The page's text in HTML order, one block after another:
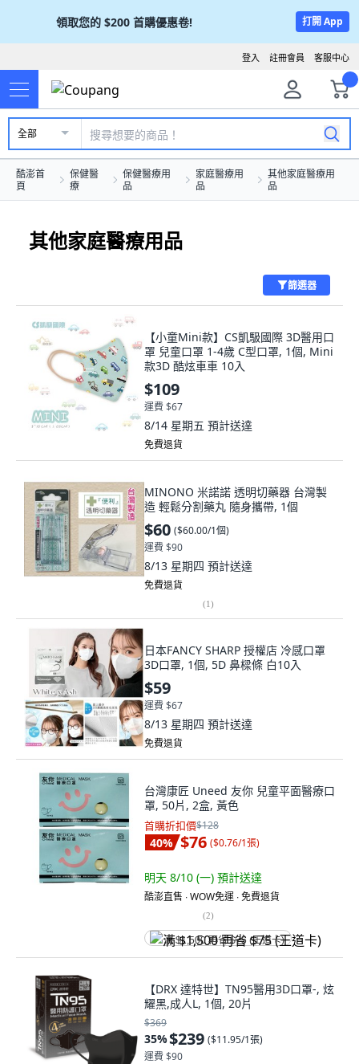
領取您的 $200 首購優惠卷! 打開 App
客服中心
註冊會員
登入
全部
酷澎首
頁
保健醫
療
保健醫療用
品
家庭醫療用
品
其他家庭醫療用
品
其他家庭醫療用品
篩選器
【小童Mini款】CS凱馺國際 3D醫用口
罩 兒童口罩 1-4歲 C型口罩, 1個, Mini
款3D 酷炫車車 10入
$109
運費 $67
8/14 星期五 預計送達
免費退貨
MINONO 米諾諾 透明切藥器 台灣製
造 輕鬆分割藥丸 隨身攜帶, 1個
$60 ($60.00/1個)
運費 $90
8/13 星期四 預計送達
免費退貨
(1)
日本FANCY SHARP 授權店 冷感口罩
3D口罩, 1個, 5D 鼻樑條 白10入
$59
運費 $67
8/13 星期四 預計送達
免費退貨
台灣康匠 Uneed 友你 兒童平面醫療口
罩, 50片, 2盒, 黃色
首購折扣價$128
40% $76 ($0.76/1張)
明天 8/10 (一) 預計送達
酷澎直售 ∙ WOW免運 ∙ 免費退貨
(2)
满 $1,500 再省 $75 (王道卡)
【DRX 達特世】TN95醫用3D口罩-, 炫
耀黑,成人L, 1個, 20片
$369
35%$239 ($11.95/1張)
運費 $90